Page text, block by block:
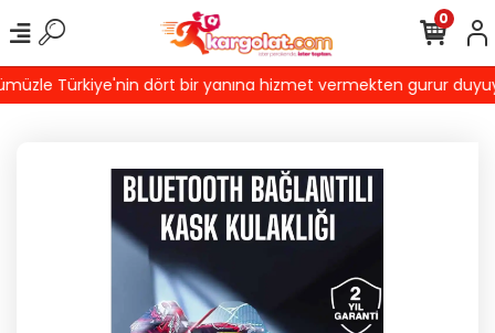
Türkiye'nin dört bir yanına hizmet vermekten gurur
0